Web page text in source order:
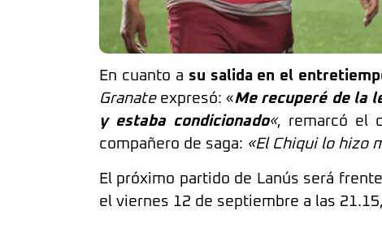
En cuanto a su salida en el
Granateexpresó: «Me recuperé de la
y estaba condicionado«, remarcó el
compañero de saga: «El Chiqui lo hizo
El próximo partido de Lanús será
el viernes 12 de septiembre a las